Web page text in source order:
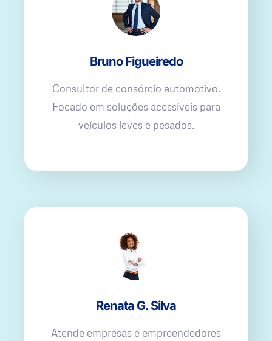
Bruno Figueiredo
Consultor de consórcio automotivo.
Focado em soluções acessíveis para
veículos leves e pesados.
Renata G. Silva
Atende empresas e empreendedores